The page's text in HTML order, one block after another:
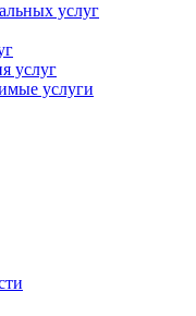
услуг
услуг
услуги